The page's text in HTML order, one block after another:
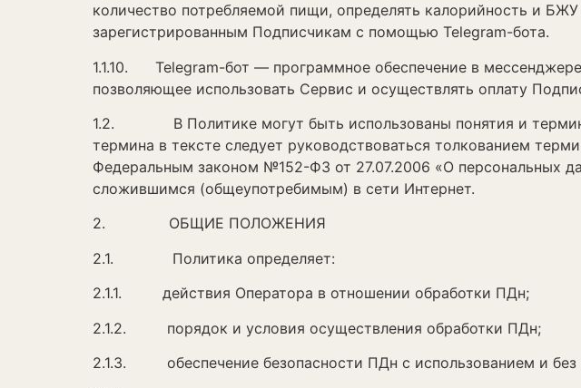
количество потребляемой пищи, определять калорийность и
зарегистрированным Подписчикам с помощью Telegram-бота.
1.1.10. Telegram-бот — программное обеспечение в
позволяющее использовать Сервис и осуществлять оплату
1.2. В Политике могут быть использованы понятия и
термина в тексте следует руководствоваться толкованием
Федеральным законом №152-ФЗ от 27.07.2006 «О персональных
сложившимся (общеупотребимым) в сети Интернет.
2. ОБЩИЕ ПОЛОЖЕНИЯ
2.1. Политика определяет:
2.1.1. действия Оператора в отношении обработки ПДн;
2.1.2. порядок и условия осуществления обработки ПДн;
2.1.3. обеспечение безопасности ПДн с использованием и без